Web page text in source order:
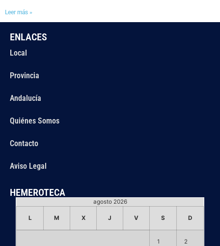
Leer más »
ENLACES
Local
Provincia
Andalucía
Quiénes Somos
Contacto
Aviso Legal
HEMEROTECA
agosto 2026
L M X J V S D
1 2